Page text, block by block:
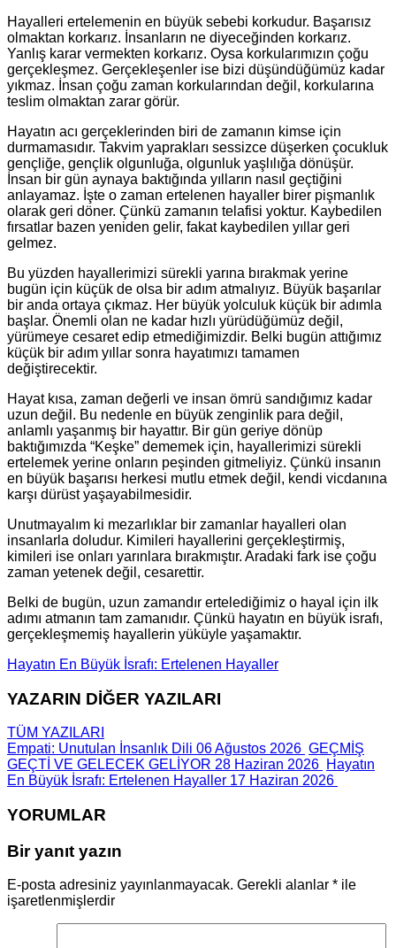
Hayalleri ertelemenin en büyük sebebi korkudur. Başarısız
olmaktan korkarız. İnsanların ne diyeceğinden korkarız.
Yanlış karar vermekten korkarız. Oysa korkularımızın çoğu
gerçekleşmez. Gerçekleşenler ise bizi düşündüğümüz kadar
yıkmaz. İnsan çoğu zaman korkularından değil, korkularına
teslim olmaktan zarar görür.
Hayatın acı gerçeklerinden biri de zamanın kimse için
durmamasıdır. Takvim yaprakları sessizce düşerken çocukluk
gençliğe, gençlik olgunluğa, olgunluk yaşlılığa dönüşür.
İnsan bir gün aynaya baktığında yılların nasıl geçtiğini
anlayamaz. İşte o zaman ertelenen hayaller birer pişmanlık
olarak geri döner. Çünkü zamanın telafisi yoktur. Kaybedilen
fırsatlar bazen yeniden gelir, fakat kaybedilen yıllar geri
gelmez.
Bu yüzden hayallerimizi sürekli yarına bırakmak yerine
bugün için küçük de olsa bir adım atmalıyız. Büyük başarılar
bir anda ortaya çıkmaz. Her büyük yolculuk küçük bir adımla
başlar. Önemli olan ne kadar hızlı yürüdüğümüz değil,
yürümeye cesaret edip etmediğimizdir. Belki bugün attığımız
küçük bir adım yıllar sonra hayatımızı tamamen
değiştirecektir.
Hayat kısa, zaman değerli ve insan ömrü sandığımız kadar
uzun değil. Bu nedenle en büyük zenginlik para değil,
anlamlı yaşanmış bir hayattır. Bir gün geriye dönüp
baktığımızda “Keşke” dememek için, hayallerimizi sürekli
ertelemek yerine onların peşinden gitmeliyiz. Çünkü insanın
en büyük başarısı herkesi mutlu etmek değil, kendi vicdanına
karşı dürüst yaşayabilmesidir.
Unutmayalım ki mezarlıklar bir zamanlar hayalleri olan
insanlarla doludur. Kimileri hayallerini gerçekleştirmiş,
kimileri ise onları yarınlara bırakmıştır. Aradaki fark ise çoğu
zaman yetenek değil, cesarettir.
Belki de bugün, uzun zamandır ertelediğimiz o hayal için ilk
adımı atmanın tam zamanıdır. Çünkü hayatın en büyük israfı,
gerçekleşmemiş hayallerin yüküyle yaşamaktır.
Hayatın En Büyük İsrafı: Ertelenen Hayaller
YAZARIN DİĞER YAZILARI
TÜM YAZILARI
Empati: Unutulan İnsanlık Dili 06 Ağustos 2026 GEÇMİŞ
GEÇTİ VE GELECEK GELİYOR 28 Haziran 2026 Hayatın
En Büyük İsrafı: Ertelenen Hayaller 17 Haziran 2026
YORUMLAR
Bir yanıt yazın
E-posta adresiniz yayınlanmayacak. Gerekli alanlar * ile
işaretlenmişlerdir